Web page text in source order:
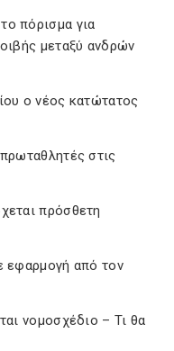
πόρισμα για
μεταξύ ανδρών
ο νέος κατώτατος
στις
πρόσθετη
εφαρμογή από τον
νομοσχέδιο – Τι θα